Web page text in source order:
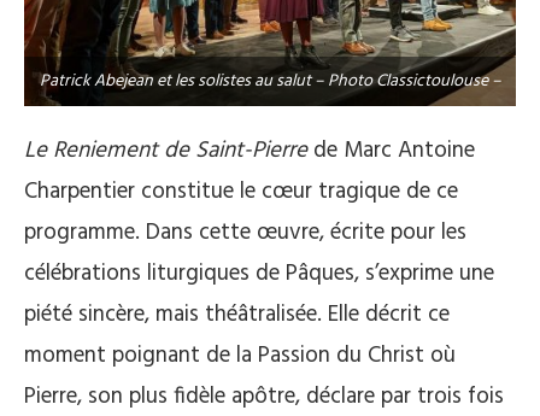
Patrick Abejean et les solistes au salut – Photo Classictoulouse –
Le Reniement de Saint-Pierrede Marc Antoine
Charpentier constitue le cœur tragique de ce
programme. Dans cette œuvre, écrite pour les
célébrations liturgiques de Pâques, s’exprime une
piété sincère, mais théâtralisée. Elle décrit ce
moment poignant de la Passion du Christ où
Pierre, son plus fidèle apôtre, déclare par trois fois